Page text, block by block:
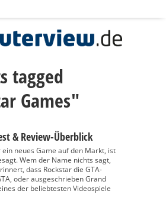
tagged
Games"
& Review-Überblick
ein neues Game auf den Markt, ist
Wem der Name nichts sagt,
dass Rockstar die GTA-
oder ausgeschrieben Grand
der beliebtesten Videospiele